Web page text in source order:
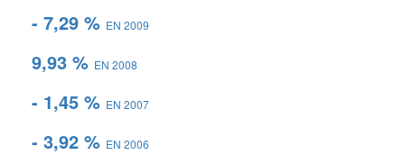
- 7,29 % EN 2009
9,93 % EN 2008
- 1,45 % EN 2007
- 3,92 % EN 2006